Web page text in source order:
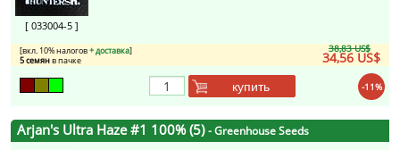
[ 033004-5 ]
38,83 US$
34,56 US$
[вкл. 10% налогов+ доставка]
5 семянв пачке
-11%
купить
Arjan's Ultra Haze #1 100% (5)- Greenhouse Seeds